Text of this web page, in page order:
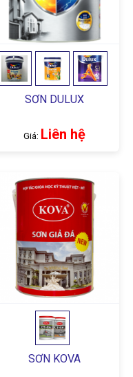
SƠN DULUX
Giá: Liên hệ
SƠN KOVA